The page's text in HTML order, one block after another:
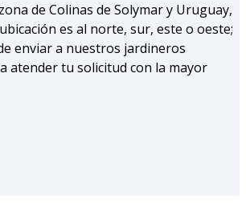
de Colinas de Solymar y Uruguay,
es al norte, sur, este o oeste;
enviar a nuestros jardineros
atender tu solicitud con la mayor